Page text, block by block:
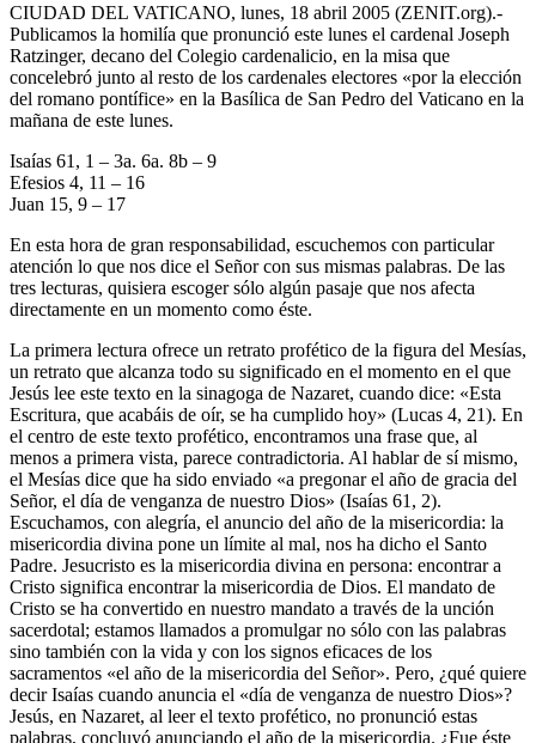
CIUDAD DEL VATICANO, lunes, 18 abril 2005 (ZENIT.org).-
Publicamos la homilía que pronunció este lunes el cardenal Joseph
Ratzinger, decano del Colegio cardenalicio, en la misa que
concelebró junto al resto de los cardenales electores «por la elección
del romano pontífice» en la Basílica de San Pedro del Vaticano en la
mañana de este lunes.
Isaías 61, 1 – 3a. 6a. 8b – 9
Efesios 4, 11 – 16
Juan 15, 9 – 17
En esta hora de gran responsabilidad, escuchemos con particular
atención lo que nos dice el Señor con sus mismas palabras. De las
tres lecturas, quisiera escoger sólo algún pasaje que nos afecta
directamente en un momento como éste.
La primera lectura ofrece un retrato profético de la figura del Mesías,
un retrato que alcanza todo su significado en el momento en el que
Jesús lee este texto en la sinagoga de Nazaret, cuando dice: «Esta
Escritura, que acabáis de oír, se ha cumplido hoy» (Lucas 4, 21). En
el centro de este texto profético, encontramos una frase que, al
menos a primera vista, parece contradictoria. Al hablar de sí mismo,
el Mesías dice que ha sido enviado «a pregonar el año de gracia del
Señor, el día de venganza de nuestro Dios» (Isaías 61, 2).
Escuchamos, con alegría, el anuncio del año de la misericordia: la
misericordia divina pone un límite al mal, nos ha dicho el Santo
Padre. Jesucristo es la misericordia divina en persona: encontrar a
Cristo significa encontrar la misericordia de Dios. El mandato de
Cristo se ha convertido en nuestro mandato a través de la unción
sacerdotal; estamos llamados a promulgar no sólo con las palabras
sino también con la vida y con los signos eficaces de los
sacramentos «el año de la misericordia del Señor». Pero, ¿qué quiere
decir Isaías cuando anuncia el «día de venganza de nuestro Dios»?
Jesús, en Nazaret, al leer el texto profético, no pronunció estas
palabras, concluyó anunciando el año de la misericordia. ¿Fue éste